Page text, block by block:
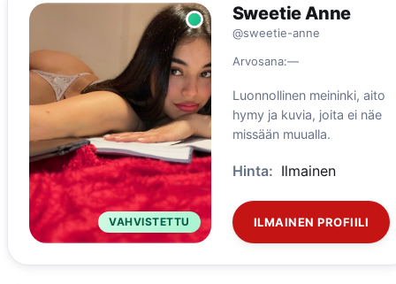
VAHVISTETTU
Sweetie Anne
@sweetie-anne
Arvosana:—
Luonnollinen meininki, aito
hymy ja kuvia, joita ei näe
missään muualla.
Hinta: Ilmainen
ILMAINEN PROFIILI